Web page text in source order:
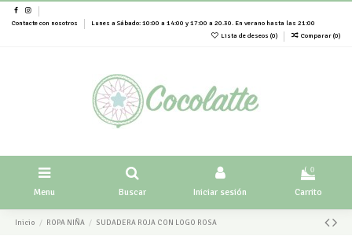
Contacte con nosotros
Lunes a Sábado: 10:00 a 14:00 y 17:00 a 20.30. En verano hasta las 21:00
Lista de deseos (0) Comparar (0)
Menu Buscar Iniciar sesión
0
Carrito
Inicio ROPA NIÑA SUDADERA ROJA CON LOGO ROSA